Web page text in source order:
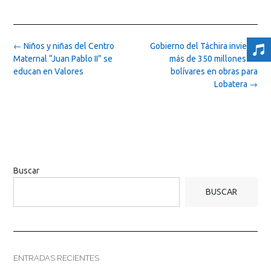
Post
navigation
Gobierno del Táchira invierte
más de 350 millones de
bolívares en obras para
Lobatera →
← Niños y niñas del Centro
Maternal “Juan Pablo II” se
educan en Valores
Buscar
BUSCAR
ENTRADAS RECIENTES